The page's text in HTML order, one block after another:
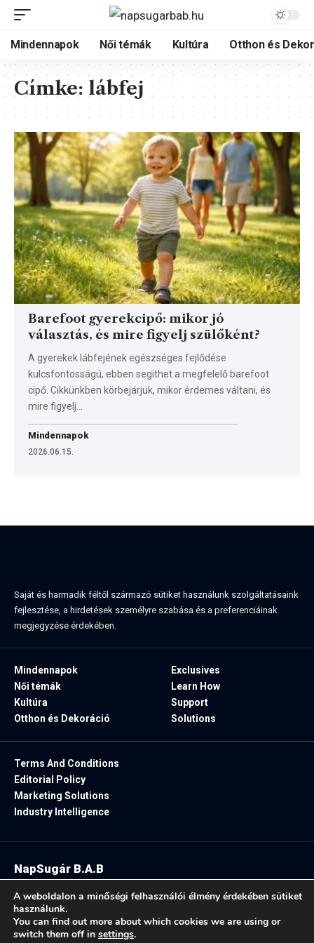
Mindennapok Női témák Kultúra Otthon és
Címke: lábfej
Barefoot gyerekcipő: mikor jó
választás, és mire figyelj szülőként?
A gyerekek lábfejének egészséges fejlődése
kulcsfontosságú, ebben segíthet a megfelelő barefoot
cipő. Cikkünkben körbejárjuk, mikor érdemes váltani, és
mire figyelj…
Mindennapok
2026.06.15.
Saját és harmadik féltől származó sütiket használunk szolgáltatásaink
fejlesztése, a hirdetések személyre szabása és a preferenciáinak
megjegyzése érdekében.
Mindennapok
Női témák
Kultúra
Otthon és Dekoráció
Exclusives
Learn How
Support
Solutions
Terms And Conditions
Editorial Policy
Marketing Solutions
Industry Intelligence
Follow US:
NapSugár B.A.B
A weboldalon a minőségi felhasználói élmény érdekében sütiket
használunk.
You can find out more about which cookies we are using or
switch them off in settings.